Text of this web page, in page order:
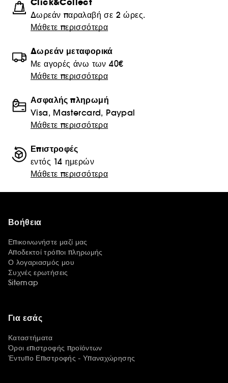
Δωρεάν παραλαβή σε 2 ώρες.
Μάθετε περισσότερα
Δωρεάν μεταφορικά
Με αγορές άνω των 40€
Μάθετε περισσότερα
Ασφαλής πληρωμή
Visa, Mastercard, Paypal
Μάθετε περισσότερα
Επιστροφές
εντός 14 ημερών
Μάθετε περισσότερα
Βοήθεια
Επικοινωνήστε μαζί μας
Αποδεκτοί τρόποι πληρωμής
Ο λογαριασμός μου
Συχνές ερωτήσεις
Sitemap
Για εσάς
Καταστήματα
Όροι επιστροφής προϊόντων
Έντυπο Επιστροφής - Υπαναχώρησης